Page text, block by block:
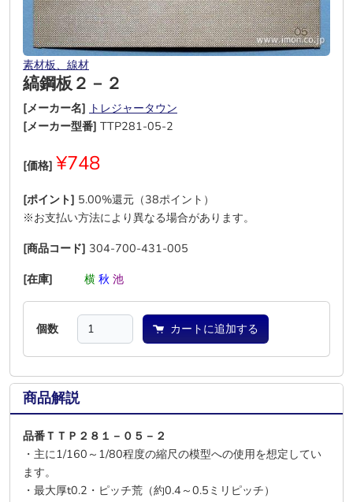
素材板、線材
縞鋼板２－２
[メーカー名] トレジャータウン
[メーカー型番] TTP281-05-2
[価格] ¥748
[ポイント] 5.00%還元（38ポイント）
※お支払い方法により異なる場合があります。
[商品コード] 304-700-431-005
[在庫]
横 秋 池
個数 カートに追加する
商品解説
品番ＴＴＰ２８１－０５－２
・主に1/160～1/80程度の縮尺の模型への使用を想定してい
ます。
・最大厚t0.2・ピッチ荒（約0.4～0.5ミリピッチ）